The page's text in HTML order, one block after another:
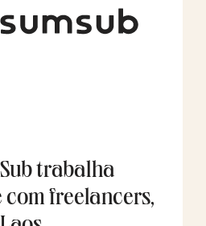
trabalha
freelancers,